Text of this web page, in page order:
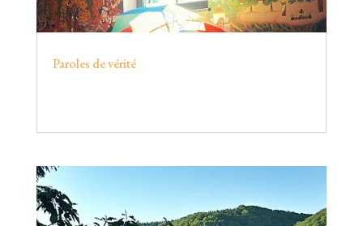
Paroles de vérité